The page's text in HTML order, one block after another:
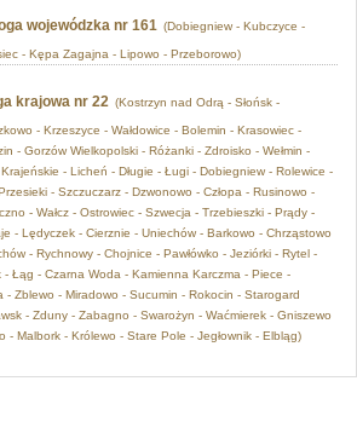
wojewódzka nr 161 (Dobiegniew - Kubczyce -
- Kępa Zagajna - Lipowo - Przeborowo)
krajowa nr 22 (Kostrzyn nad Odrą - Słońsk -
- Krzeszyce - Wałdowice - Bolemin - Krasowiec -
- Gorzów Wielkopolski - Różanki - Zdroisko - Wełmin -
- Licheń - Długie - Ługi - Dobiegniew - Rolewice -
- Szczuczarz - Dzwonowo - Człopa - Rusinowo -
- Wałcz - Ostrowiec - Szwecja - Trzebieszki - Prądy -
- Lędyczek - Cierznie - Uniechów - Barkowo - Chrząstowo
- Rychnowy - Chojnice - Pawłówko - Jeziórki - Rytel -
- Łąg - Czarna Woda - Kamienna Karczma - Piece -
- Zblewo - Miradowo - Sucumin - Rokocin - Starogard
- Zduny - Zabagno - Swarożyn - Waćmierek - Gniszewo
- Malbork - Królewo - Stare Pole - Jegłownik - Elbląg)